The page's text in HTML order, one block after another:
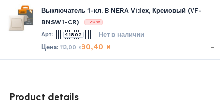
Выключатель 1-кл. BINERA Videx, Кремовый (VF-
BNSW1-CR)
-20%
41802 Нет в наличии
113,00₴90,40 ₴ -
Product details